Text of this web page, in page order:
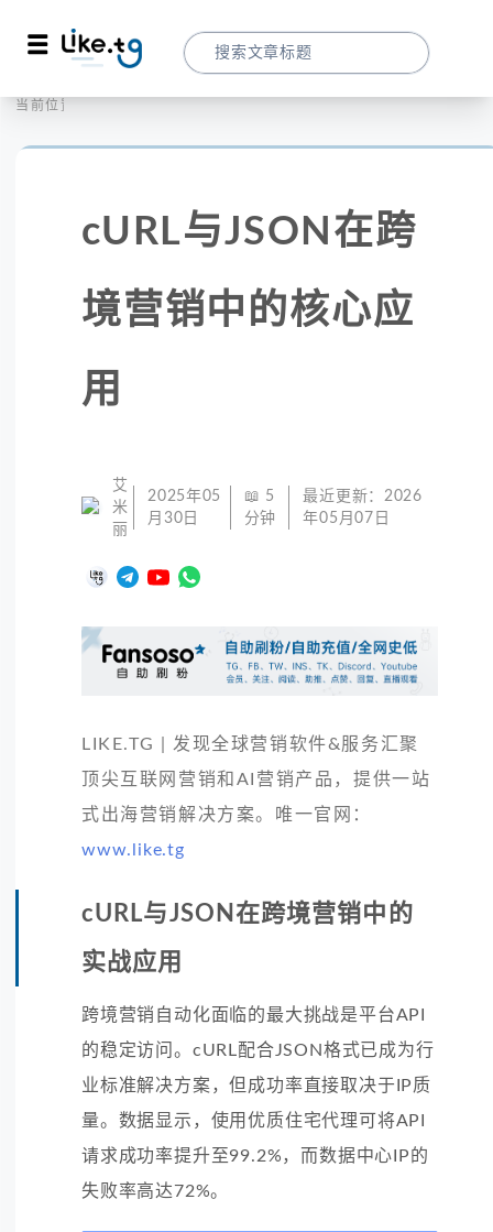
当前位置：
cURL与JSON在跨
境营销中的核心应
用
艾
米
丽
2025年05
月30日
📖 5
分钟
最近更新： 2026
年05月07日
LIKE.TG | 发现全球营销软件&服务汇聚
顶尖互联网营销和AI营销产品，提供一站
式出海营销解决方案。唯一官网：
www.like.tg
cURL与JSON在跨境营销中的
实战应用
跨境营销自动化面临的最大挑战是平台API
的稳定访问。cURL配合JSON格式已成为行
业标准解决方案，但成功率直接取决于IP质
量。数据显示，使用优质住宅代理可将API
请求成功率提升至99.2%，而数据中心IP的
失败率高达72%。